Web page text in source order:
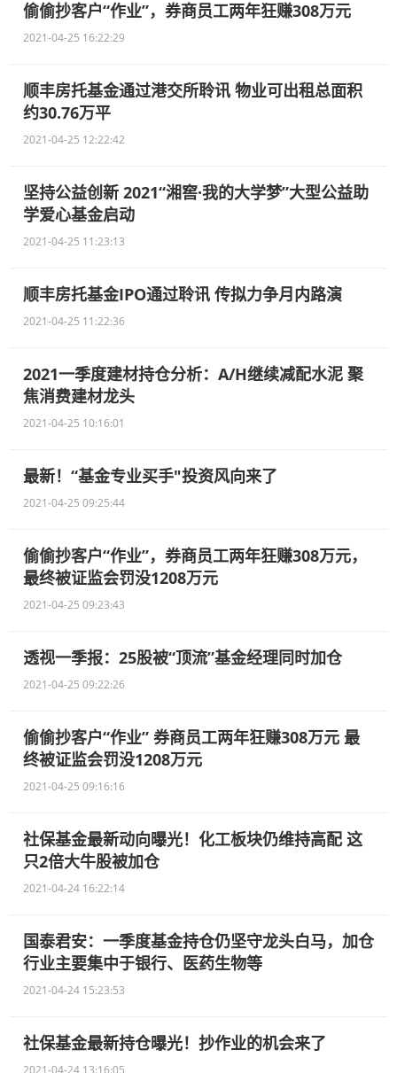
偷偷抄客户“作业”，券商员工两年狂赚308万元
2021-04-25 16:22:29
顺丰房托基金通过港交所聆讯 物业可出租总面积
约30.76万平
2021-04-25 12:22:42
坚持公益创新 2021“湘窖·我的大学梦”大型公益助
学爱心基金启动
2021-04-25 11:23:13
顺丰房托基金IPO通过聆讯 传拟力争月内路演
2021-04-25 11:22:36
2021一季度建材持仓分析：A/H继续减配水泥 聚
焦消费建材龙头
2021-04-25 10:16:01
最新！“基金专业买手"投资风向来了
2021-04-25 09:25:44
偷偷抄客户“作业”，券商员工两年狂赚308万元，
最终被证监会罚没1208万元
2021-04-25 09:23:43
透视一季报：25股被“顶流”基金经理同时加仓
2021-04-25 09:22:26
偷偷抄客户“作业” 券商员工两年狂赚308万元 最
终被证监会罚没1208万元
2021-04-25 09:16:16
社保基金最新动向曝光！化工板块仍维持高配 这
只2倍大牛股被加仓
2021-04-24 16:22:14
国泰君安：一季度基金持仓仍坚守龙头白马，加仓
行业主要集中于银行、医药生物等
2021-04-24 15:23:53
社保基金最新持仓曝光！抄作业的机会来了
2021-04-24 13:16:05